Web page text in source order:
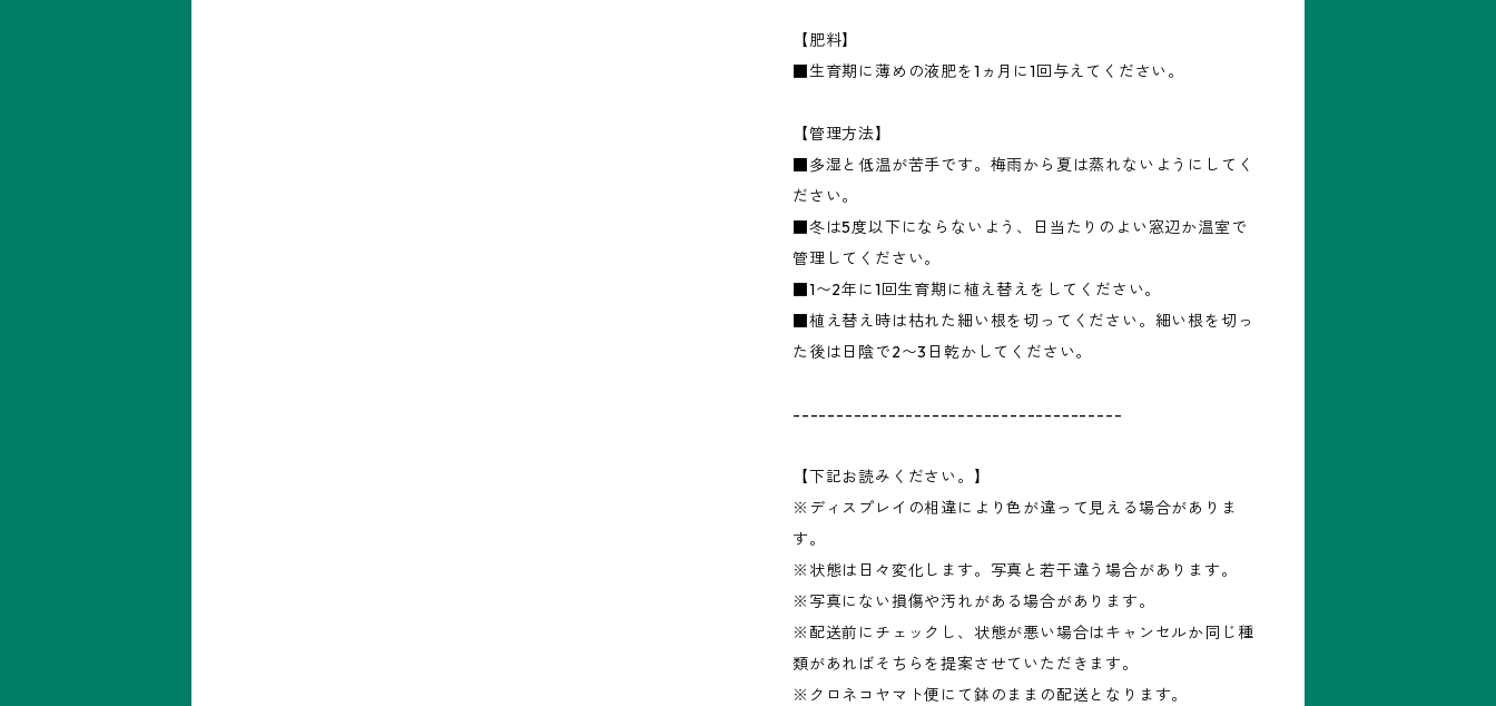
【肥料】
■生育期に薄めの液肥を1ヵ月に1回与えてください。
【管理方法】
■多湿と低温が苦手です。梅雨から夏は蒸れないようにしてく
ださい。
■冬は5度以下にならないよう、日当たりのよい窓辺か温室で
管理してください。
■1〜2年に1回生育期に植え替えをしてください。
■植え替え時は枯れた細い根を切ってください。細い根を切っ
た後は日陰で2〜3日乾かしてください。
--------------------------------------
【下記お読みください。】
※ディスプレイの相違により色が違って見える場合がありま
す。
※状態は日々変化します。写真と若干違う場合があります。
※写真にない損傷や汚れがある場合があります。
※配送前にチェックし、状態が悪い場合はキャンセルか同じ種
類があればそちらを提案させていただきます。
※クロネコヤマト便にて鉢のままの配送となります。